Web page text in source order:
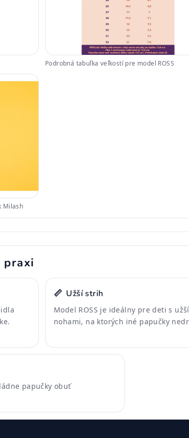
Podrobná tabuľka veľkostí pre model ROSS
Milash
praxi
📏 Užší strih
Model ROSS je ideálny pre deti s
nohami, na ktorých iné papučky
papučky obuť